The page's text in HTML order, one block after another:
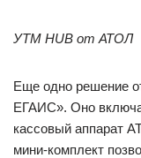
УТМ HUB от АТОЛ
Еще одно решение
ЕГАИС». Оно
кассовый аппарат
мини-комплект